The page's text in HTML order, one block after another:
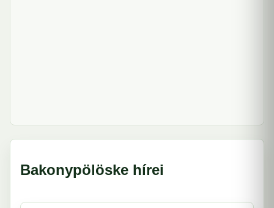
Bakonypölöske hírei